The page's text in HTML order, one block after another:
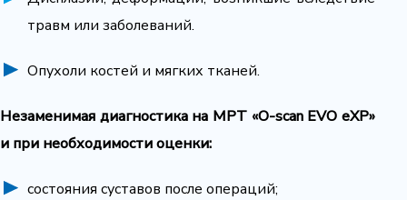
травм или заболеваний.
Опухоли костей и мягких тканей.
Незаменимая диагностика на МРТ «O-scan EVO eXP»
и при необходимости оценки:
состояния суставов после операций;